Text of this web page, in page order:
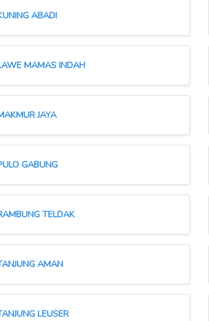
ABADI
MAMAS INDAH
JAYA
GABUNG
TELDAK
AMAN
LEUSER